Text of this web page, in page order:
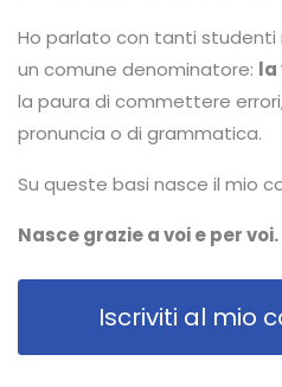
Ho parlato con tanti studenti
un comune denominatore: la
la paura di commettere
pronuncia o di grammatica.
Su queste basi nasce il mio
Nasce grazie a voi e per voi.
Iscriviti al mio